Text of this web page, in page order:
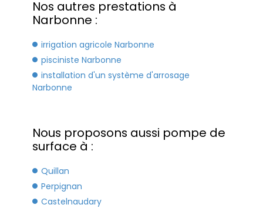
Nos autres prestations à
Narbonne :
irrigation agricole Narbonne
pisciniste Narbonne
installation d'un système d'arrosage
Narbonne
Nous proposons aussi pompe de
surface à :
Quillan
Perpignan
Castelnaudary